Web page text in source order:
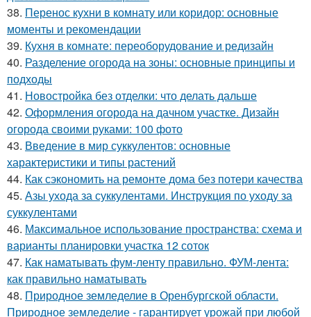
38. Перенос кухни в комнату или коридор: основные
моменты и рекомендации
39. Кухня в комнате: переоборудование и редизайн
40. Разделение огорода на зоны: основные принципы и
подходы
41. Новостройка без отделки: что делать дальше
42. Оформления огорода на дачном участке. Дизайн
огорода своими руками: 100 фото
43. Введение в мир суккулентов: основные
характеристики и типы растений
44. Как сэкономить на ремонте дома без потери качества
45. Азы ухода за суккулентами. Инструкция по уходу за
суккулентами
46. Максимальное использование пространства: схема и
варианты планировки участка 12 соток
47. Как наматывать фум-ленту правильно. ФУМ-лента:
как правильно наматывать
48. Природное земледелие в Оренбургской области.
Природное земледелие - гарантирует урожай при любой